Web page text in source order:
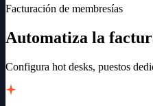
Facturación de membresías
Automatiza la
Configura hot desks, puestos